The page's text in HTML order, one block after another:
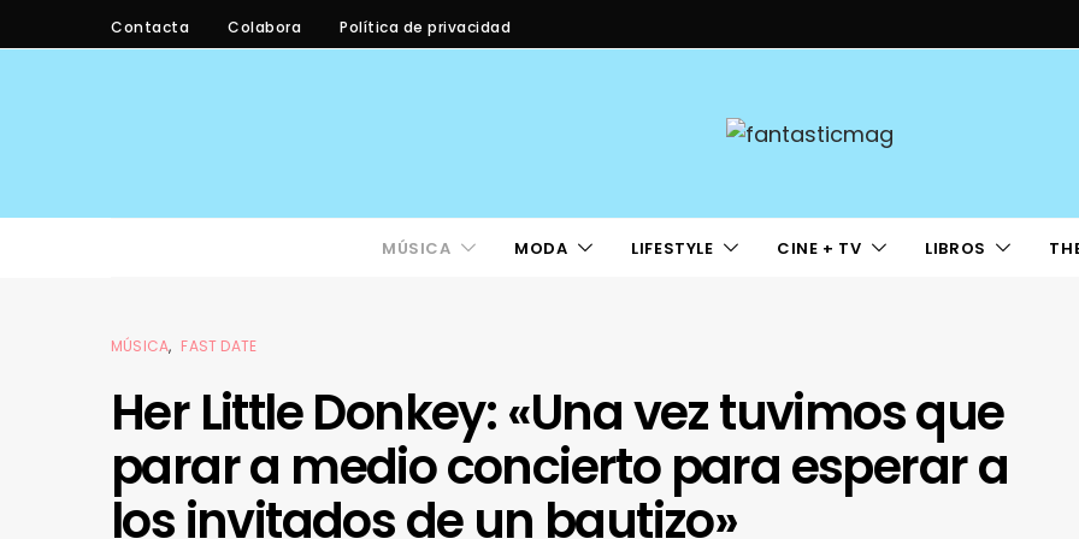
Contacta Colabora Política de privacidad
MÚSICA MODA LIFESTYLE CINE + TV LIBROS
MÚSICA FAST DATE
Her Little Donkey: «Una vez tuvimos que
parar a medio concierto para esperar a
los invitados de un bautizo»